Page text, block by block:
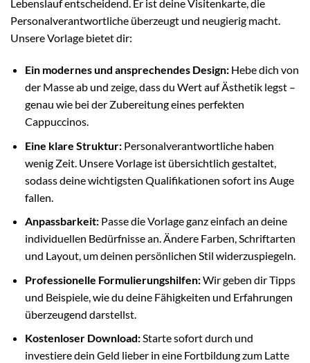
Lebenslauf entscheidend. Er ist deine Visitenkarte, die
Personalverantwortliche überzeugt und neugierig macht.
Unsere Vorlage bietet dir:
Ein modernes und ansprechendes Design:Hebe dich von
der Masse ab und zeige, dass du Wert auf Ästhetik legst –
genau wie bei der Zubereitung eines perfekten
Cappuccinos.
Eine klare Struktur:Personalverantwortliche haben
wenig Zeit. Unsere Vorlage ist übersichtlich gestaltet,
sodass deine wichtigsten Qualifikationen sofort ins Auge
fallen.
Anpassbarkeit:Passe die Vorlage ganz einfach an deine
individuellen Bedürfnisse an. Ändere Farben, Schriftarten
und Layout, um deinen persönlichen Stil widerzuspiegeln.
Professionelle Formulierungshilfen:Wir geben dir Tipps
und Beispiele, wie du deine Fähigkeiten und Erfahrungen
überzeugend darstellst.
Kostenloser Download:Starte sofort durch und
investiere dein Geld lieber in eine Fortbildung zum Latte